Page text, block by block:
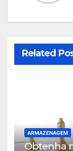
Related
ARMAZENAGEM
Obtenha